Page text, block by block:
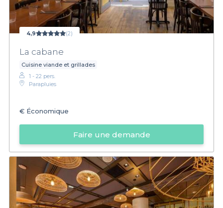
4,9 (2)
La cabane
Cuisine viande et grillades
1 - 22 pers.
Parapluies
€ Économique
Faire une demande